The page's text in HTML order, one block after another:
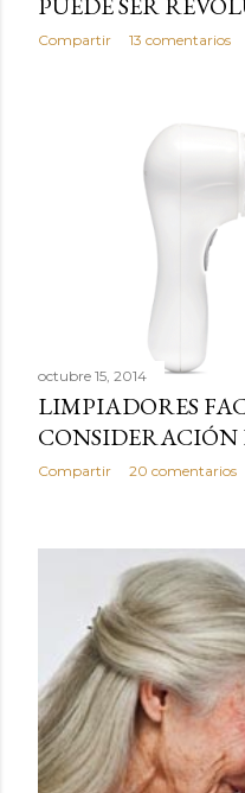
Compartir 13 comentarios
octubre 15, 2014
LIMPIADORES
CONSIDERACIÓN
Compartir 20 comentarios